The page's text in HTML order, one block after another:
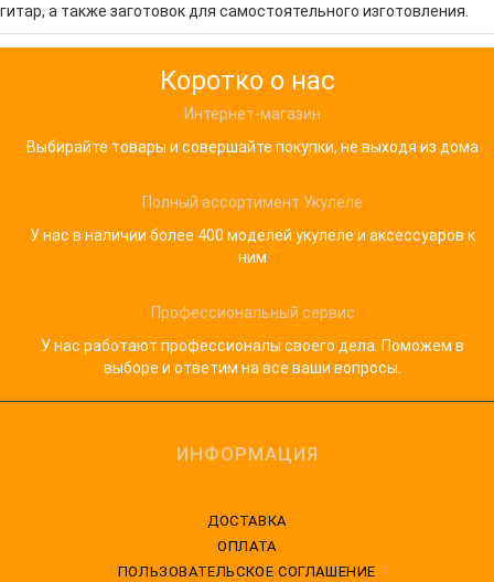
гитар, а также заготовок для самостоятельного изготовления.
Коротко о нас
Интернет-магазин
Выбирайте товары и совершайте покупки, не выходя из дома
Полный ассортимент Укулеле
У нас в наличии более 400 моделей укулеле и аксессуаров к
ним
Профессиональный сервис
У нас работают профессионалы своего дела. Поможем в
выборе и ответим на все ваши вопросы.
ИНФОРМАЦИЯ
ДОСТАВКА
ОПЛАТА
ПОЛЬЗОВАТЕЛЬСКОЕ СОГЛАШЕНИЕ